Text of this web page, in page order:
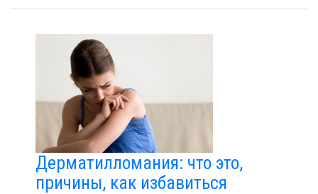
Дерматилломания: что это,
причины, как избавиться